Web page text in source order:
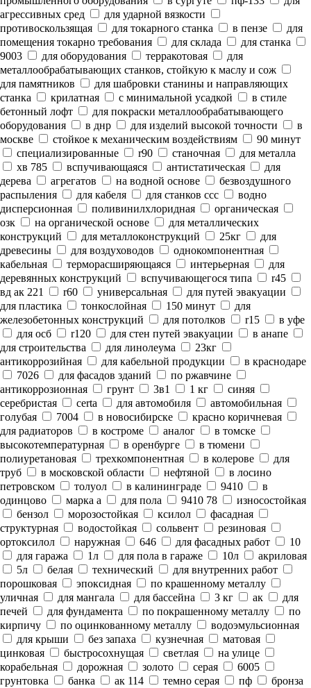
агрессивных сред
для ударной вязкости
противоскользящая
для токарного станка в пензе
для
помещения токарно требования
для склада
для станка
9003
для оборудования терракотовая
для
металлообрабатывающих станков, стойкую к маслу и сож
для памятников
для шабровки станины и направляющих
станка
крилатная с минимальной усадкой
в стиле
бетонный лофт
для покраски металлообрабатывающего
оборудования
в днр для изделий высокой точности
в
москве
стойкое к механическим воздействиям
90 минут
специализированные
r90 станочная
для металла
хв 785
вспучивающаяся антистатическая
для
дерева
агрегатов на водной основе
безвоздушного
распыления
для кабеля для станков ссс
водно
дисперсионная
поливинилхлоридная
органическая
озк
на органической основе
для металлических
конструкций
для металлоконструкций 25кг
для
древесины
для воздуховодов
однокомпонентная
кабельная
терморасширяющаяся интерьерная
для
деревянных конструкций
вспучивающегося типа
r45
вд ак 221
r60 универсальная
для путей эвакуации
для пластика
тонкослойная 150 минут
для
железобетонных конструкций
для потолков r15
в уфе
для осб
r120 для стен путей эвакуации
в анапе
для строительства
для линолеума
23кг
антикоррозийная
для кабельной продукции
в краснодаре
7026
для фасадов зданий
по ржавчине
антикоррозионная
грунт 3в1 1 кг
синяя
серебристая
certa для автомобиля
автомобильная
голубая
7004 в новосибирске
красно коричневая
для радиаторов
в костроме аналог
в томске
высокотемпературная
в оренбурге
в тюмени
полиуретановая
трехкомпонентная в колерове
для
труб
в московской области нефтяной
в лосино
петровском
толуол в калининграде 9410
в
одинцово
марка а для пола 9410 78
износостойкая
бензол
морозостойкая ксилол
фасадная
структурная
водостойкая сольвент
резиновая
ортоксилол
наружная 646 для фасадных работ
10
для гаража
1л для пола в гараже 10л
акриловая
5л
белая технический
для внутренних работ
порошковая
эпоксидная
по крашенному металлу
уличная
для мангала для бассейна 3 кг ак
для
печей
для фундамента по покрашенному металлу
по
кирпичу
по оцинкованному металлу
водоэмульсионная
для крыши
без запаха кузнечная
матовая
цинковая
быстросохнущая светлая
на улице
корабельная
дорожная золото серая
6005
грунтовка
банка ак 114 темно серая пф
бронза